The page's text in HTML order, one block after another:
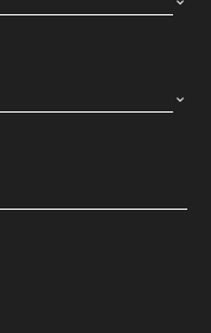
